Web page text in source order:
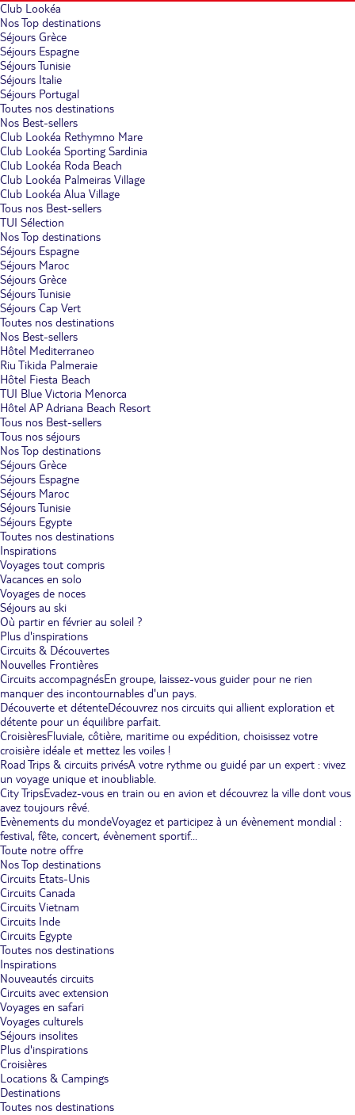
Club Lookéa
Nos Top destinations
Séjours Grèce
Séjours Espagne
Séjours Tunisie
Séjours Italie
Séjours Portugal
Toutes nos destinations
Nos Best-sellers
Club Lookéa Rethymno Mare
Club Lookéa Sporting Sardinia
Club Lookéa Roda Beach
Club Lookéa Palmeiras Village
Club Lookéa Alua Village
Tous nos Best-sellers
TUI Sélection
Nos Top destinations
Séjours Espagne
Séjours Maroc
Séjours Grèce
Séjours Tunisie
Séjours Cap Vert
Toutes nos destinations
Nos Best-sellers
Hôtel Mediterraneo
Riu Tikida Palmeraie
Hôtel Fiesta Beach
TUI Blue Victoria Menorca
Hôtel AP Adriana Beach Resort
Tous nos Best-sellers
Tous nos séjours
Nos Top destinations
Séjours Grèce
Séjours Espagne
Séjours Maroc
Séjours Tunisie
Séjours Egypte
Toutes nos destinations
Inspirations
Voyages tout compris
Vacances en solo
Voyages de noces
Séjours au ski
Où partir en février au soleil ?
Plus d'inspirations
Circuits & Découvertes
Nouvelles Frontières
Circuits accompagnésEn groupe, laissez-vous guider pour ne rien
manquer des incontournables d'un pays.
Découverte et détenteDécouvrez nos circuits qui allient exploration et
détente pour un équilibre parfait.
CroisièresFluviale, côtière, maritime ou expédition, choisissez votre
croisière idéale et mettez les voiles !
Road Trips & circuits privésA votre rythme ou guidé par un expert : vivez
un voyage unique et inoubliable.
City TripsEvadez-vous en train ou en avion et découvrez la ville dont vous
avez toujours rêvé.
Evènements du mondeVoyagez et participez à un évènement mondial :
festival, fête, concert, évènement sportif...
Toute notre offre
Nos Top destinations
Circuits Etats-Unis
Circuits Canada
Circuits Vietnam
Circuits Inde
Circuits Egypte
Toutes nos destinations
Inspirations
Nouveautés circuits
Circuits avec extension
Voyages en safari
Voyages culturels
Séjours insolites
Plus d'inspirations
Croisières
Locations & Campings
Destinations
Toutes nos destinations